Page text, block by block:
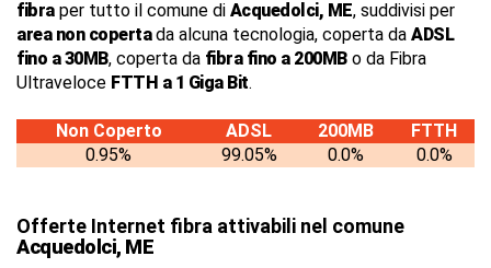
fibraper tutto il comune di Acquedolci, ME, suddivisi per
area non copertada alcuna tecnologia, coperta da ADSL
fino a 30MB, coperta da fibra fino a 200MBo da Fibra
Ultraveloce FTTH a 1 Giga Bit.
Non Coperto ADSL 200MB
FTTH
0.95%
99.05% 0.0% 0.0%
Offerte Internet fibra attivabili nel comune
Acquedolci, ME